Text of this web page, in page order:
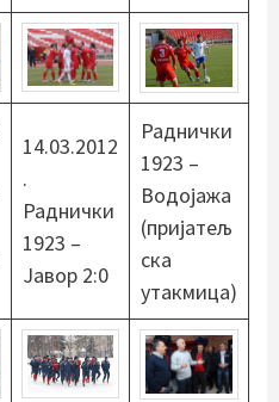
14.03.2012
.
Раднички
1923 –
Јавор 2:0
Раднички
1923 –
Водојажа
(пријатељ
ска
утакмица)